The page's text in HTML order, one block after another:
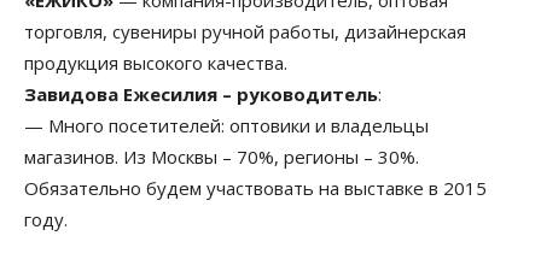
торговля, сувениры ручной работы, дизайнерская
продукция высокого качества.
Завидова Ежесилия – руководитель:
— Много посетителей: оптовики и владельцы
магазинов. Из Москвы – 70%, регионы – 30%.
Обязательно будем участвовать на выставке в 2015
году.